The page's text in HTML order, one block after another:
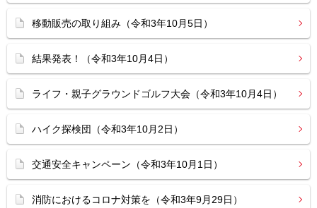
移動販売の取り組み（令和3年10月5日）
結果発表！（令和3年10月4日）
ライフ・親子グラウンドゴルフ大会（令和3年10月4日）
ハイク探検団（令和3年10月2日）
交通安全キャンペーン（令和3年10月1日）
消防におけるコロナ対策を（令和3年9月29日）